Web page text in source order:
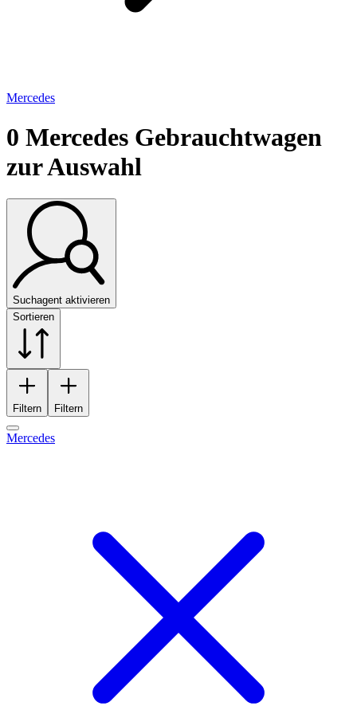
Mercedes
0 Mercedes Gebrauchtwagen
zur Auswahl
Suchagent aktivieren
Sortieren
Filtern Filtern
Mercedes